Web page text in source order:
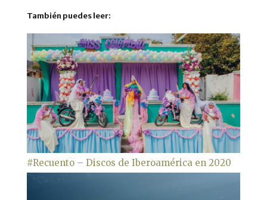
También puedes leer:
#Recuento – Discos de Iberoamérica en 2020